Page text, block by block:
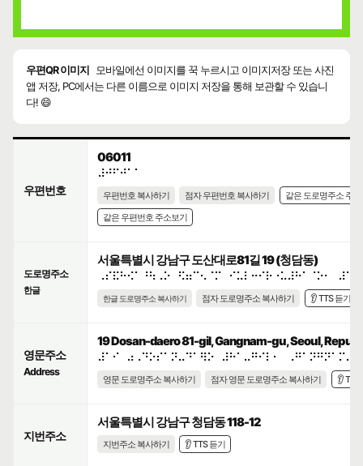
우편QR 이미지
모바일에선 이미지를 꾹 누르시고 이미지저장 또는 사진
앱 저장, PC에서는 다른 이름으로 이미지 저장을 통해 보관할 수 있습니
다! 😄
우편번호
06011
⠼⠚⠋⠚⠁⠁
우편번호 복사하기 점자 우편번호 복사하기
같은 도로명주소 주
같은 우편번호 주소보기
도로명주소
한글
서울특별시 강남구 도산대로81길 19 (청담동)
⠠⠎⠯⠓⠪⠁⠘⠳⠠⠕⠀⠫⠶⠉⠢⠈⠍⠀⠊⠥⠇⠒⠊⠗⠐⠥⠼⠓⠁⠈⠕⠂⠀⠼⠁⠊
한글 도로명주소 복사하기 점자 도로명주소 복사하기 👂 TTS 듣기
영문주소
Address
19 Dosan-daero 81-gil, Gangnam-gu, Seoul,
영문 도로명주소 복사하기 점자 영문 도로명주소 복사하기 👂 TTS
지번주소
서울특별시 강남구 청담동 118-12
지번주소 복사하기 👂 TTS 듣기